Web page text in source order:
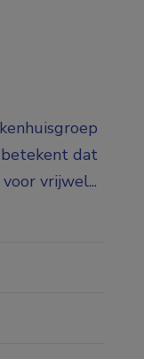
betekent dat
vrijwel...